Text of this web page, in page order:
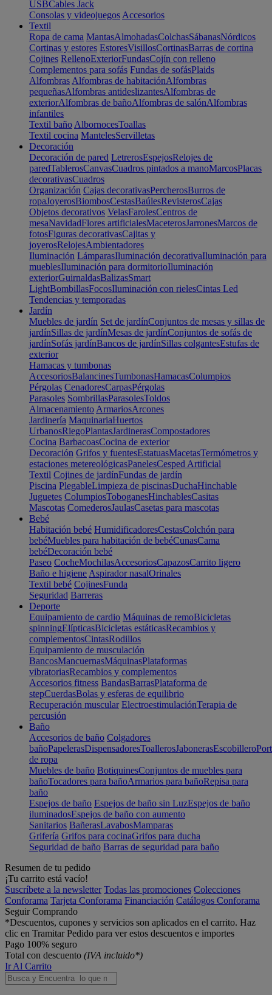
USBCables Jack
Consolas y videojuegos Accesorios
Textil
Ropa de cama MantasAlmohadasColchasSábanasNórdicos
Cortinas y estores EstoresVisillosCortinasBarras de cortina
Cojines RellenoExteriorFundasCojín con relleno
Complementos para sofás Fundas de sofásPlaids
Alfombras Alfombras de habitaciónAlfombras
pequeñasAlfombras antideslizantesAlfombras de
exteriorAlfombras de bañoAlfombras de salónAlfombras
infantiles
Textil baño AlbornocesToallas
Textil cocina MantelesServilletas
Decoración
Decoración de pared LetrerosEspejosRelojes de
paredTablerosCanvasCuadros pintados a manoMarcosPlacas
decorativasCuadros
Organización Cajas decorativasPercherosBurros de
ropaJoyerosBiombosCestasBaúlesRevisterosCajas
Objetos decorativos VelasFarolesCentros de
mesaNavidadFlores artificialesMaceterosJarronesMarcos de
fotosFiguras decorativasCajitas y
joyerosRelojesAmbientadores
Iluminación LámparasIluminación decorativaIluminación para
mueblesIluminación para dormitorioIluminación
exteriorGuirnaldasBalizasSmart
LightBombillasFocosIluminación con rielesCintas Led
Tendencias y temporadas
Jardín
Muebles de jardín Set de jardínConjuntos de mesas y sillas de
jardínSillas de jardínMesas de jardínConjuntos de sofás de
jardínSofás jardínBancos de jardínSillas colgantesEstufas de
exterior
Hamacas y tumbonas
AccesoriosBalancinesTumbonasHamacasColumpios
Pérgolas CenadoresCarpasPérgolas
Parasoles SombrillasParasolesToldos
Almacenamiento ArmariosArcones
Jardinería MaquinariaHuertos
UrbanosRiegoPlantasJardinerasCompostadores
Cocina BarbacoasCocina de exterior
Decoración Grifos y fuentesEstatuasMacetasTermómetros y
estaciones metereológicasPanelesCesped Artificial
Textil Cojines de jardínFundas de jardín
Piscina PlegableLimpieza de piscinasDuchaHinchable
Juguetes ColumpiosToboganesHinchablesCasitas
Mascotas ComederosJaulasCasetas para mascotas
Bebé
Habitación bebé HumidificadoresCestasColchón para
bebéMuebles para habitación de bebéCunasCama
bebéDecoración bebé
Paseo CocheMochilasAccesoriosCapazosCarrito ligero
Baño e higiene Aspirador nasalOrinales
Textil bebé CojinesFunda
Seguridad Barreras
Deporte
Equipamiento de cardio Máquinas de remoBicicletas
spinningElípticasBicicletas estáticasRecambios y
complementosCintasRodillos
Equipamiento de musculación
BancosMancuernasMáquinasPlataformas
vibratoriasRecambios y complementos
Accesorios fitness BandasBarrasPlataforma de
stepCuerdasBolas y esferas de equilibrio
Recuperación muscular ElectroestimulaciónTerapia de
percusión
Baño
Accesorios de baño Colgadores
bañoPapelerasDispensadoresToallerosJabonerasEscobillero
de ropa
Muebles de baño BotiquinesConjuntos de muebles para
bañoTocadores para bañoArmarios para bañoRepisa para
baño
Espejos de baño Espejos de baño sin LuzEspejos de baño
iluminadosEspejos de baño con aumento
Sanitarios BañerasLavabosMamparas
Grifería Grifos para cocinaGrifos para ducha
Seguridad de baño Barras de seguridad para baño
Resumen de tu pedido
¡Tu carrito está vacío!
Suscríbete a la newsletter Todas las promociones Colecciones
Conforama Tarjeta Conforama Financiación Catálogos Conforama
Seguir Comprando
*Descuentos, cupones y servicios son aplicados en el carrito. Haz
clic en Tramitar Pedido para ver estos descuentos e importes
Pago 100% seguro
Total con descuento (IVA incluido*)
Ir Al Carrito